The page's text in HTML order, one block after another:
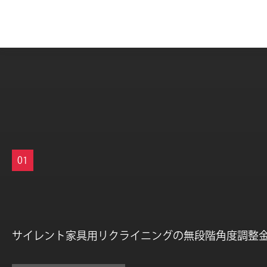
01
サイレント家具用リクライニングの無段階角度調整